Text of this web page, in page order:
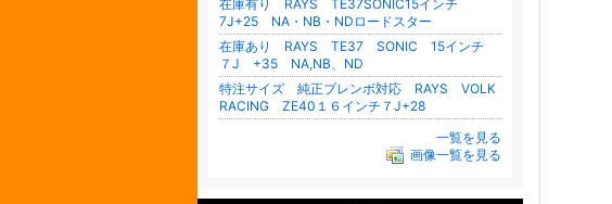
在庫有り RAYS TE37SONIC15インチ
7J+25 NA・NB・NDロードスター
在庫あり RAYS TE37 SONIC 15インチ
７J +35 NA,NB、ND
特注サイズ 純正ブレンボ対応 RAYS VOLK
RACING ZE40１６インチ７J+28
一覧を見る
画像一覧を見る